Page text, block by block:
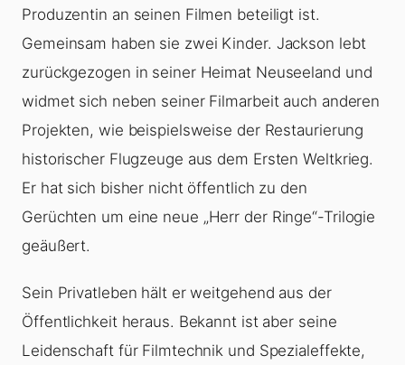
Produzentin an seinen Filmen beteiligt ist.
Gemeinsam haben sie zwei Kinder. Jackson lebt
zurückgezogen in seiner Heimat Neuseeland und
widmet sich neben seiner Filmarbeit auch anderen
Projekten, wie beispielsweise der Restaurierung
historischer Flugzeuge aus dem Ersten Weltkrieg.
Er hat sich bisher nicht öffentlich zu den
Gerüchten um eine neue „Herr der Ringe“-Trilogie
geäußert.
Sein Privatleben hält er weitgehend aus der
Öffentlichkeit heraus. Bekannt ist aber seine
Leidenschaft für Filmtechnik und Spezialeffekte,